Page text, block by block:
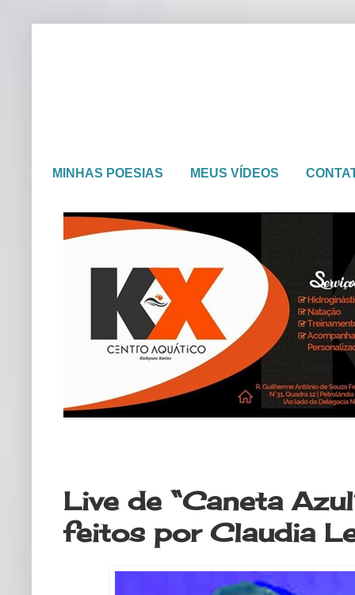
MINHAS POESIAS MEUS VÍDEOS
Live de “Caneta
feitos por Claudia